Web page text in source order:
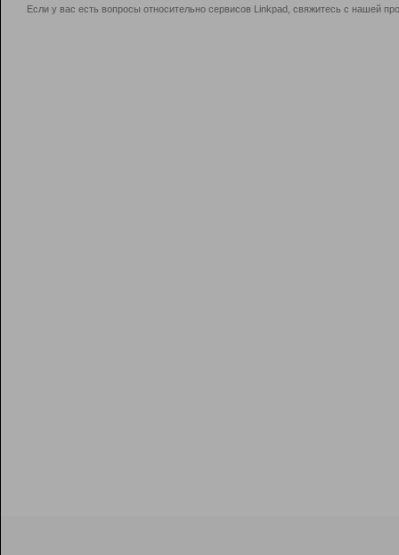
Если у вас есть вопросы относительно сервисов Linkpad, свяжитесь с нашей